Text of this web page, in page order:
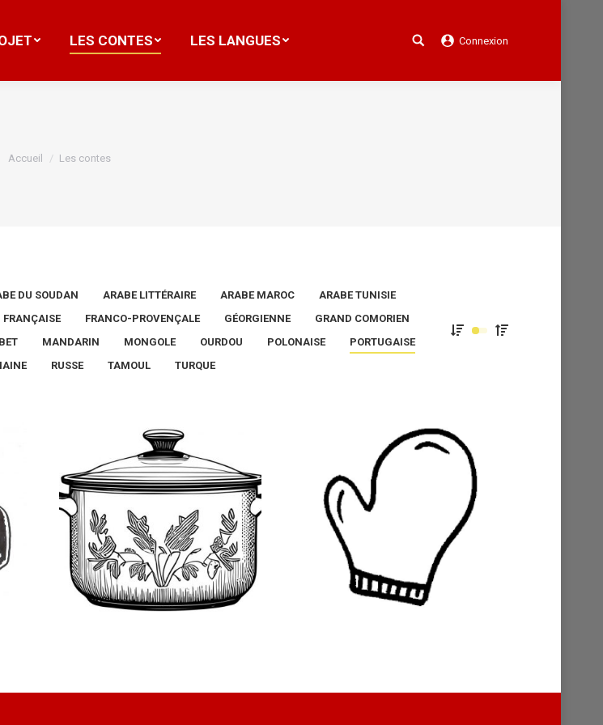
LES CONTES LES LANGUES Search: Connexion
Vous êtes ici :
Accueil Les contes
DU SOUDAN ARABE LITTÉRAIRE ARABE MAROC
ARABE TUNISIE
FRANÇAISE FRANCO-PROVENÇALE GÉORGIENNE
GRAND COMORIEN
MANDARIN MONGOLE OURDOU POLONAISE
PORTUGAISE
RUSSE TAMOUL TURQUE
LES CONTES LES LANGUES Search: